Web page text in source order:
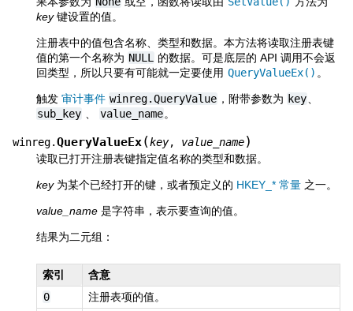
key键设置的值。
注册表中的值包含名称、类型和数据。本方法将读取注册表键
值的第一个名称为 NULL
的数据。可是底层的 API 调用不会返
回类型，所以只要有可能就一定要使用 QueryValueEx() 。
触发 审计事件 winreg.QueryValue ，附带参数为 key
sub_key
value_name。
winreg.QueryValueEx(key, value_name)
读取已打开注册表键指定值名称的类型和数据。
key为某个已经打开的键，或者预定义的 HKEY_* 常量 之一。
value_name 是字符串，表示要查询的值。
结果为二元组：
索引
含意
0
注册表项的值。